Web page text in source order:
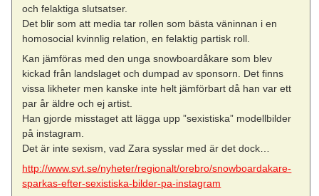
och felaktiga slutsatser.
Det blir som att media tar rollen som bästa väninnan i en
homosocial kvinnlig relation, en felaktig partisk roll.
Kan jämföras med den unga snowboardåkare som blev
kickad från landslaget och dumpad av sponsorn. Det finns
vissa likheter men kanske inte helt jämförbart då han var ett
par år äldre och ej artist.
Han gjorde misstaget att lägga upp ”sexistiska” modellbilder
på instagram.
Det är inte sexism, vad Zara sysslar med är det dock…
http://www.svt.se/nyheter/regionalt/orebro/snowboardakare-
sparkas-efter-sexistiska-bilder-pa-instagram